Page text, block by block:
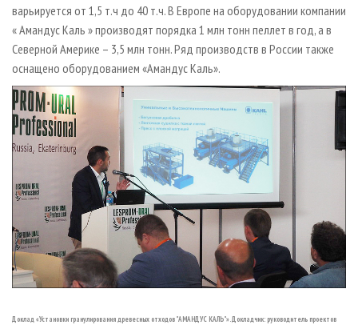
варьируется от 1,5 т.ч до 40 т.ч. В Европе на оборудовании компании
« Амандус Каль » производят порядка 1 млн тонн пеллет в год, а в
Северной Америке – 3,5 млн тонн. Ряд производств в России также
оснащено оборудованием «Амандус Каль».
Доклад «Установки гранулирования древесных отходов "АМАНДУС КАЛЬ"». Докладчик: руководитель проектов